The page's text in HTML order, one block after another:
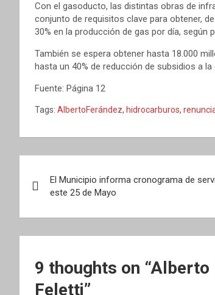
Con el gasoducto, las distintas obras de
conjunto de requisitos clave para obtener,
30% en la producción de gas por día, según
También se espera obtener hasta 18.000
hasta un 40% de reducción de subsidios a
Fuente: Página 12
Tags: AlbertoFerández, hidrocarburos,
de
entradas
El Municipio informa cronograma de
este 25 de Mayo
9 thoughts on “Alberto
Feletti”